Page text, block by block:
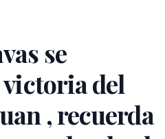
se
del
, recuerda